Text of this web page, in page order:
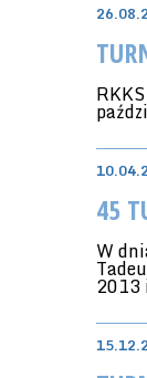
45
W
2013